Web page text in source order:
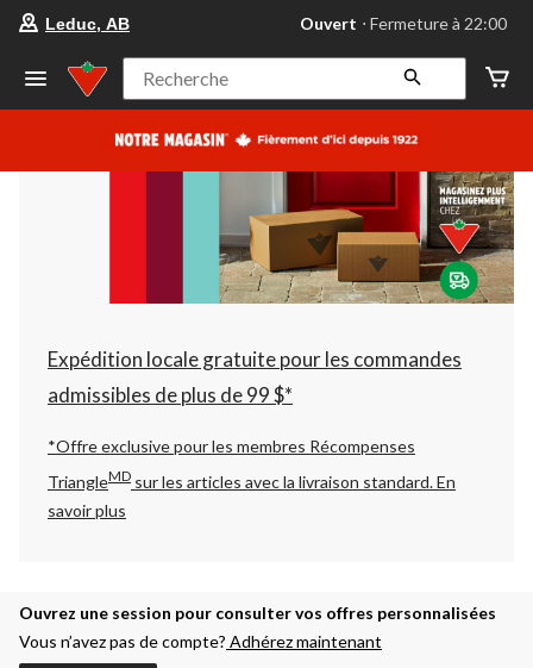
votre
préféré
Leduc,
AB,
courament
Fermeture
à
22:00
cliquer
pour
changer
Leduc, AB Ouvert ⋅ Fermeture à 22:00
Recherche
Expédition locale gratuite pour les commandes
admissibles de plus de 99 $*
*Offre exclusive pour les membres Récompenses
TriangleMD sur les articles avec la livraison standard.En
savoir plus
Ouvrez une session pour consulter vos offres personnalisées
Vous n’avez pas de compte? Adhérez maintenant